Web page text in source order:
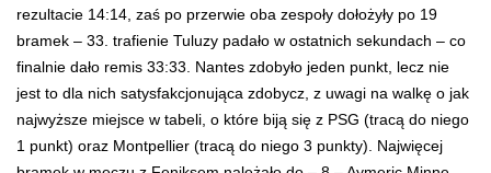
rezultacie 14:14, zaś po przerwie oba zespoły dołożyły po 19
bramek – 33. trafienie Tuluzy padało w ostatnich sekundach – co
finalnie dało remis 33:33. Nantes zdobyło jeden punkt, lecz nie
jest to dla nich satysfakcjonująca zdobycz, z uwagi na walkę o jak
najwyższe miejsce w tabeli, o które biją się z PSG (tracą do niego
1 punkt) oraz Montpellier (tracą do niego 3 punkty). Najwięcej